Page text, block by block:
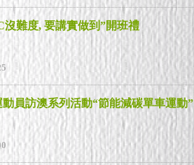
沒難度, 要講實做到”開班禮
員訪澳系列活動“節能減碳單車運動”